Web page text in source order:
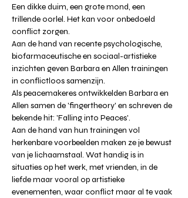
Een dikke duim, een grote mond, een
trillende oorlel. Het kan voor onbedoeld
conflict zorgen.
Aan de hand van recente psychologische,
biofarmaceutische en sociaal-artistieke
inzichten geven Barbara en Allen trainingen
in conflictloos samenzijn.
Als peacemakeres ontwikkelden Barbara en
Allen samen de 'fingertheory' en schreven de
bekende hit: 'Falling into Peaces'.
Aan de hand van hun trainingen vol
herkenbare voorbeelden maken ze je bewust
van je lichaamstaal. Wat handig is in
situaties op het werk, met vrienden, in de
liefde maar vooral op artistieke
evenementen, waar conflict maar al te vaak